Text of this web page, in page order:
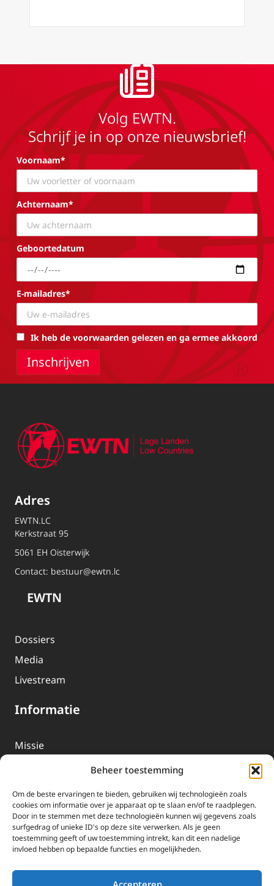
Beheer toestemming
Om de beste ervaringen te bieden, gebruiken wij technologieën zoals
cookies om informatie over je apparaat op te slaan en/of te raadplegen.
Door in te stemmen met deze technologieën kunnen wij gegevens zoals
surfgedrag of unieke ID's op deze site verwerken. Als je geen
toestemming geeft of uw toestemming intrekt, kan dit een nadelige
invloed hebben op bepaalde functies en mogelijkheden.
Volg EWTN.
Schrijf je in op onze nieuwsbrief!
Voornaam*
Achternaam*
Geboortedatum
E-mailadres*
Ik heb de voorwaarden gelezen en ga ermee akkoord
Adres
EWTN.LC
Kerkstraat 95
5061 EH Oisterwijk
Contact: bestuur@ewtn.lc
EWTN
Dossiers
Media
Livestream
Informatie
Missie
EWTN-Team
Organisatiegegevens
Doneren
EWTN wordt uitsluitend gefinancierd door uw donaties.